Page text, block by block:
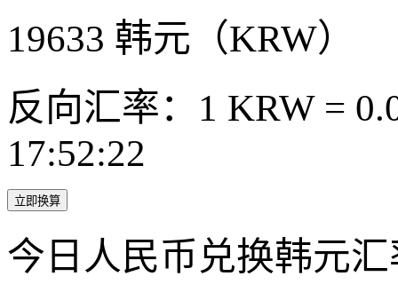
19633 韩元（KRW）
反向汇率：1 KRW =
17:52:22
立即换算
今日人民币兑换韩元